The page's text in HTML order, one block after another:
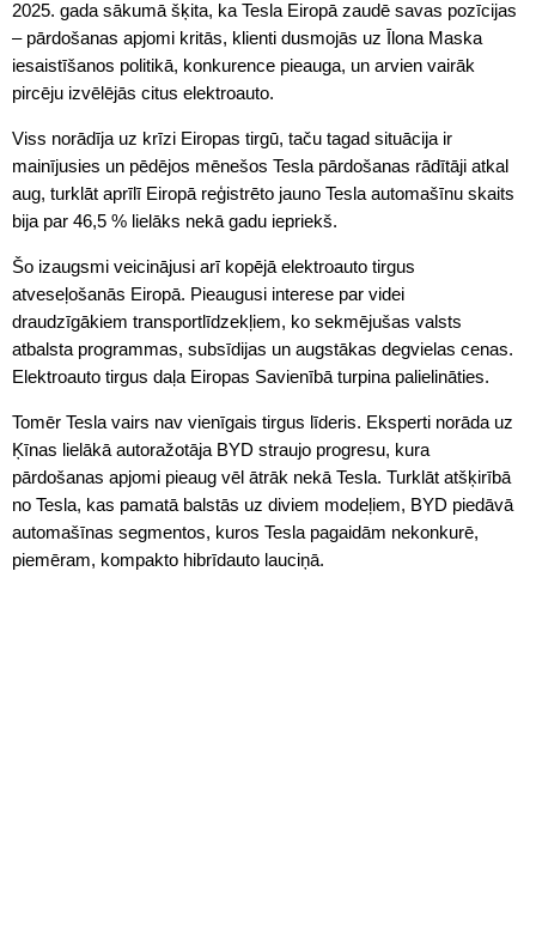
2025. gada sākumā šķita, ka Tesla Eiropā zaudē savas pozīcijas
– pārdošanas apjomi kritās, klienti dusmojās uz Īlona Maska
iesaistīšanos politikā, konkurence pieauga, un arvien vairāk
pircēju izvēlējās citus elektroauto.
Viss norādīja uz krīzi Eiropas tirgū, taču tagad situācija ir
mainījusies un pēdējos mēnešos Tesla pārdošanas rādītāji atkal
aug, turklāt aprīlī Eiropā reģistrēto jauno Tesla automašīnu skaits
bija par 46,5 % lielāks nekā gadu iepriekš.
Šo izaugsmi veicinājusi arī kopējā elektroauto tirgus
atveseļošanās Eiropā. Pieaugusi interese par videi
draudzīgākiem transportlīdzekļiem, ko sekmējušas valsts
atbalsta programmas, subsīdijas un augstākas degvielas cenas.
Elektroauto tirgus daļa Eiropas Savienībā turpina palielināties.
Tomēr Tesla vairs nav vienīgais tirgus līderis. Eksperti norāda uz
Ķīnas lielākā autoražotāja BYD straujo progresu, kura
pārdošanas apjomi pieaug vēl ātrāk nekā Tesla. Turklāt atšķirībā
no Tesla, kas pamatā balstās uz diviem modeļiem, BYD piedāvā
automašīnas segmentos, kuros Tesla pagaidām nekonkurē,
piemēram, kompakto hibrīdauto lauciņā.